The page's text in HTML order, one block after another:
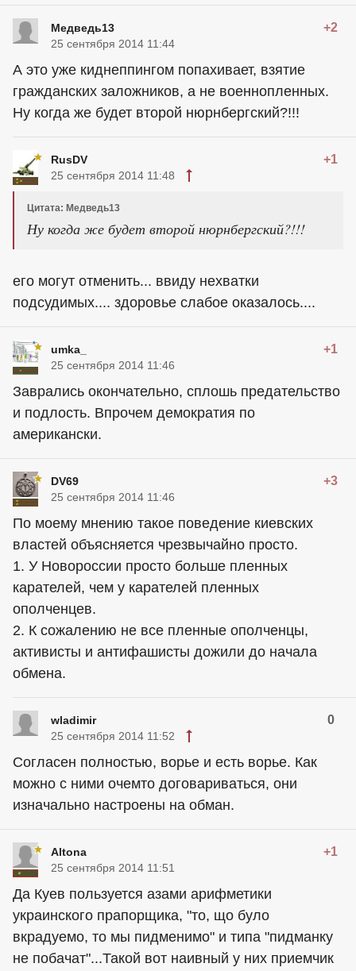
Медведь13 +2
25 сентября 2014 11:44
А это уже киднеппингом попахивает, взятие
гражданских заложников, а не военнопленных.
Ну когда же будет второй нюрнбергский?!!!
RusDV +1
25 сентября 2014 11:48
Цитата: Медведь13
Ну когда же будет второй нюрнбергский?!!!
его могут отменить... ввиду нехватки
подсудимых.... здоровье слабое оказалось....
umka_ +1
25 сентября 2014 11:46
Заврались окончательно, сплошь предательство
и подлость. Впрочем демократия по
американски.
DV69 +3
25 сентября 2014 11:46
По моему мнению такое поведение киевских
властей объясняется чрезвычайно просто.
1. У Новороссии просто больше пленных
карателей, чем у карателей пленных
ополченцев.
2. К сожалению не все пленные ополченцы,
активисты и антифашисты дожили до начала
обмена.
wladimir 0
25 сентября 2014 11:52
Согласен полностью, ворье и есть ворье. Как
можно с ними очемто договариваться, они
изначально настроены на обман.
Altona +1
25 сентября 2014 11:51
Да Куев пользуется азами арифметики
украинского прапорщика, "то, що було
вкрадуемо, то мы пидменимо" и типа "пидманку
не побачат"...Такой вот наивный у них приемчик